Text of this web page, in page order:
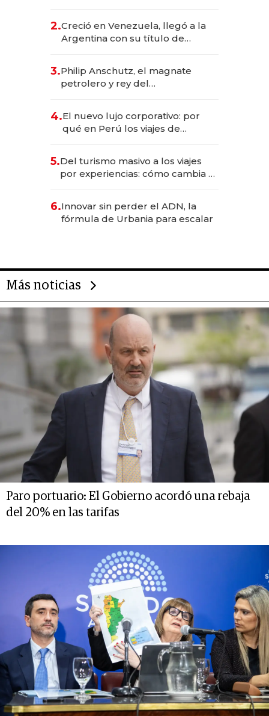
2.Creció en Venezuela, llegó a la
Argentina con su título de
las marcas "fast premium"
3.Philip Anschutz, el magnate
petrolero y rey del
Fénix
4.El nuevo lujo corporativo: por
qué en Perú los viajes de
transformadoras
5.Del turismo masivo a los viajes
por experiencias: cómo cambia el
6.Innovar sin perder el ADN, la
fórmula de Urbania para escalar
Más noticias
Paro portuario: El Gobierno acordó una rebaja
del 20% en las tarifas